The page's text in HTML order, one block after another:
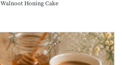
Walnoot Honing Cake